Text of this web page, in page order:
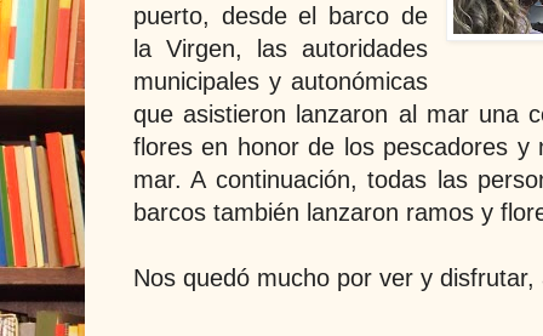
puerto, desde el barco de
la Virgen, las autoridades
municipales y autonómicas
que asistieron lanzaron al mar una
flores en honor de los pescadores y
mar. A continuación, todas las
barcos también lanzaron ramos y
Nos quedó mucho por ver y disfrutar,